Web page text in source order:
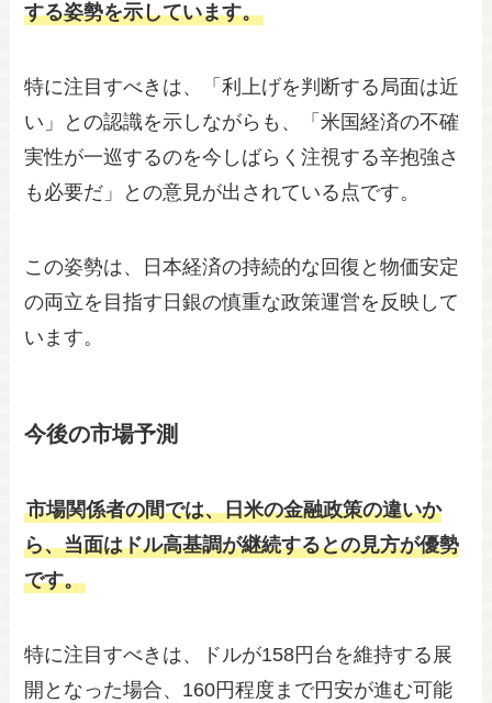
する姿勢を示しています。
特に注目すべきは、「利上げを判断する局面は近
い」との認識を示しながらも、「米国経済の不確
実性が一巡するのを今しばらく注視する辛抱強さ
も必要だ」との意見が出されている点です。
この姿勢は、日本経済の持続的な回復と物価安定
の両立を目指す日銀の慎重な政策運営を反映して
います。
今後の市場予測
市場関係者の間では、日米の金融政策の違いか
ら、当面はドル高基調が継続するとの見方が優勢
です。
特に注目すべきは、ドルが158円台を維持する展
開となった場合、160円程度まで円安が進む可能